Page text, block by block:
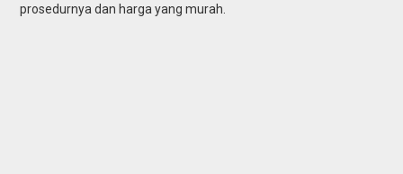
prosedurnya dan harga yang murah.